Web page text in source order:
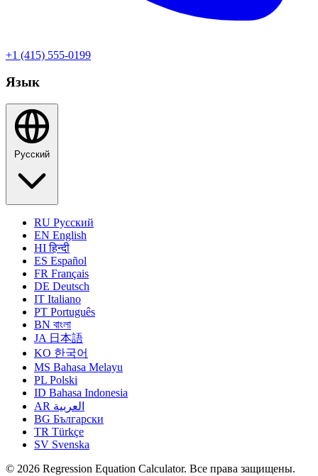
+1 (415) 555-0199
Язык
RU Русский
EN English
HIहिन्दी
ES Español
FR Français
DE Deutsch
IT Italiano
PT Português
BN বাংলা
JA 日本語
KO 한국어
MS Bahasa Melayu
PL Polski
ID Bahasa Indonesia
AR العربية
BG Български
TR Türkçe
SV Svenska
© 2026 Regression Equation Calculator. Все права защищены.